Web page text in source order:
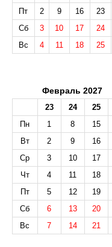
Пт
2 9 16
23
Сб
3 10 17
24
Вс
4 11 18 25
Февраль 2027
23 24
25
Пн
1 8
15
Вт
2 9
16
Ср
3 10
17
Чт
4 11
18
Пт
5 12
19
Сб
6 13
20
Вс
7 14 21